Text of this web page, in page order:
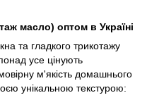
масло) оптом в Україні
та гладкого трикотажу
усе цінують
м'якість домашнього
унікальною текстурою: